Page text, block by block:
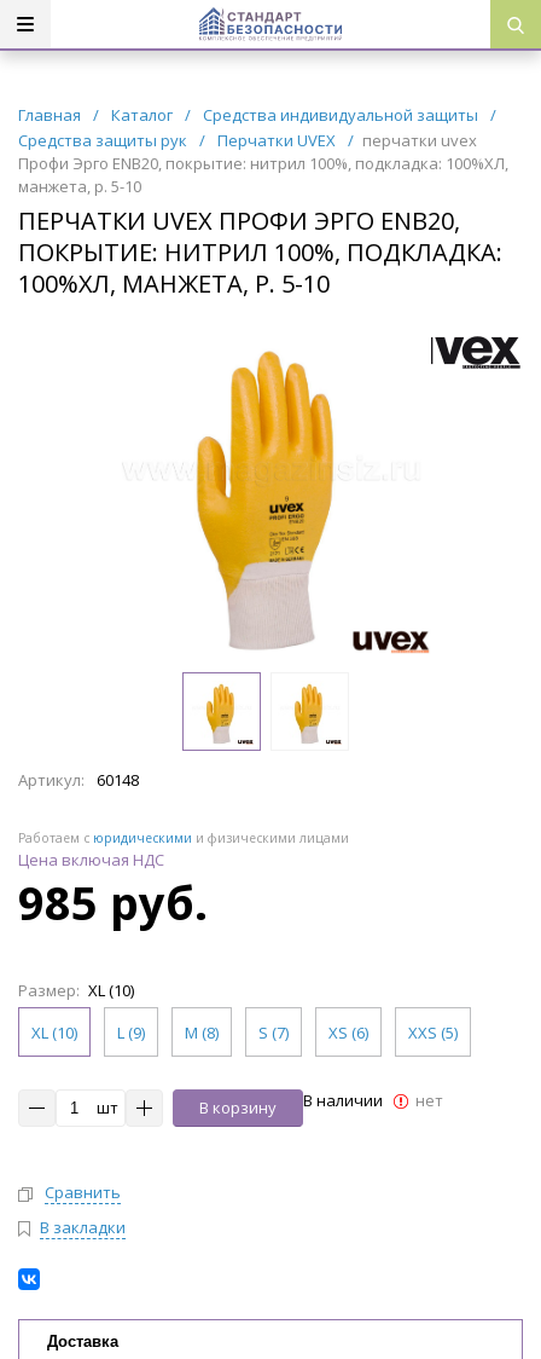
Главная / Каталог / Средства индивидуальной защиты
/
Средства защиты рук
/ Перчатки UVEX / перчатки uvex
Профи Эрго ENB20, покрытие: нитрил 100%, подкладка: 100%ХЛ,
манжета, р. 5-10
ПЕРЧАТКИ UVEX ПРОФИ ЭРГО ENB20,
ПОКРЫТИЕ: НИТРИЛ 100%, ПОДКЛАДКА:
100%ХЛ, МАНЖЕТА, Р. 5-10
Артикул: 60148
Работаем с юридическими и физическими лицами
Цена включая НДС
985 руб.
Размер: XL (10)
XL (10)
L (9) M (8) S (7) XS (6) XXS (5)
шт В корзину В наличии нет
Сравнить
В закладки
Доставка